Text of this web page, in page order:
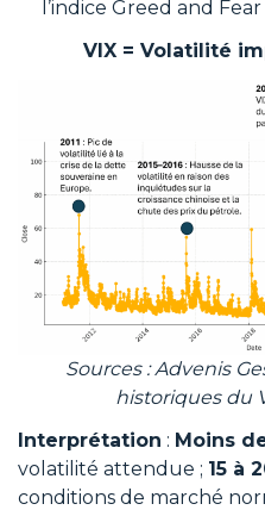
l’indice Greed and Fear
VIX = Volatilité
Sources : Advenis
historiques du
Interprétation : Moins
volatilité attendue ; 15 à
conditions de marché